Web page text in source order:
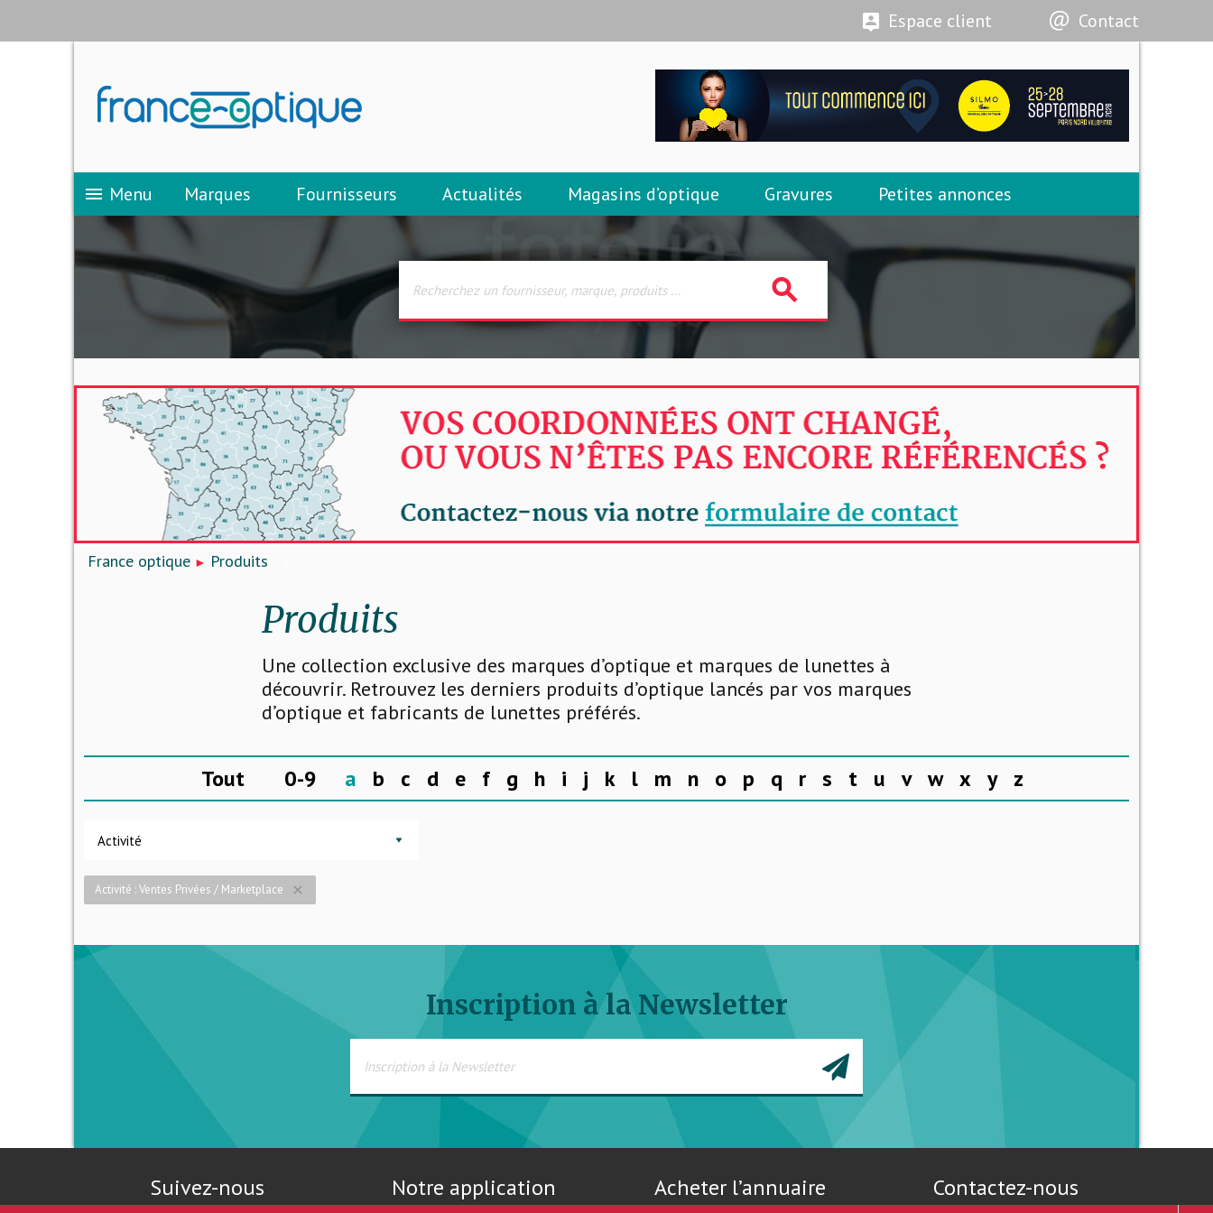
Espace client Contact
menu Menu Marques Fournisseurs Actualités Magasins d’optique Gravures Petites annonces
search
France optique Produits
Produits
Une collection exclusive des marques d’optique et marques de lunettes à
découvrir. Retrouvez les derniers produits d’optique lancés par vos marques
d’optique et fabricants de lunettes préférés.
Tout 0-9 a b c d e f g h i j k l m n o p q r s t u v w x y z
Activité
Activité : Ventes Privées / Marketplace close
Inscription à la Newsletter
Suivez-nous Notre application Acheter l’annuaire Contactez-nous